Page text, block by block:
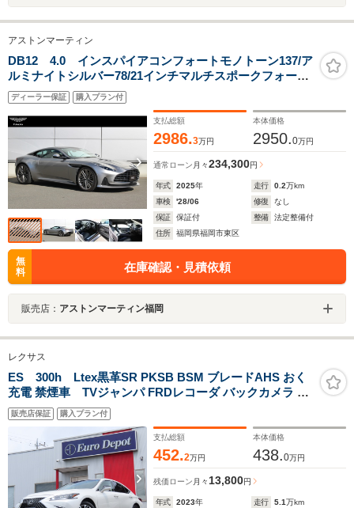
アストンマーティン
DB12 4.0 インスパイアコンフォートモノトーン137/ア
ルミナイトシルバー78/21インチマルチスポークフォージ
ドサテンプラット44/トリムインレイダークブラッシュド
アルミ36/ステッチコントラスト35/TTL411
ディーラー保証 購入プラン付
支払総額
2986.3万円
本体価格
2950.0万円
通常ローン 月々234,300円
年式 2025年 走行 0.2万km
車検
'28/06 修復
なし
保証
保証付 整備
法定整備付
住所
福岡県福岡市東区
無
料
在庫確認・見積依頼
販売店： アストンマーティン福岡
レクサス
ES 300h Ltex黒革SR PKSB BSM ブレードAHS おく
充電 禁煙車 TVジャンパ FRDレコーダ バックカメラ ハ
ンドルH パドルシフト リヤ電動ブラインド パワトラ 3眼
LED 純正17AW
販売店保証 購入プラン付
支払総額
452.2万円
本体価格
438.0万円
残価ローン 月々13,800円
年式 2023年 走行 5.1万km